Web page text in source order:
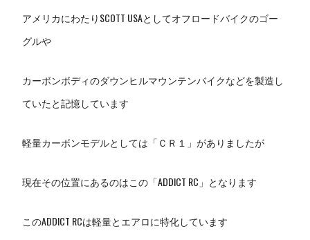
アメリカにわたりSCOTT USAとしてオフロードバイクのゴー
グルや
カーボンボディのダウンヒルマウンテンバイクなどを製造し
ていたと記憶しています
軽量カーボンモデルとしては「ＣＲ１」がありましたが
現在その位置にあるのはこの「ADDICT RC」となります
このADDICT RCは軽量とエアロに特化しています